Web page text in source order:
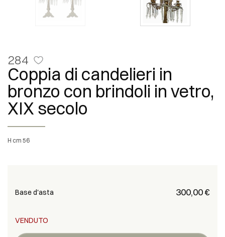
284
Coppia di candelieri in
bronzo con brindoli in vetro,
XIX secolo
H cm 56
€ 300,00
Base d'asta
VENDUTO